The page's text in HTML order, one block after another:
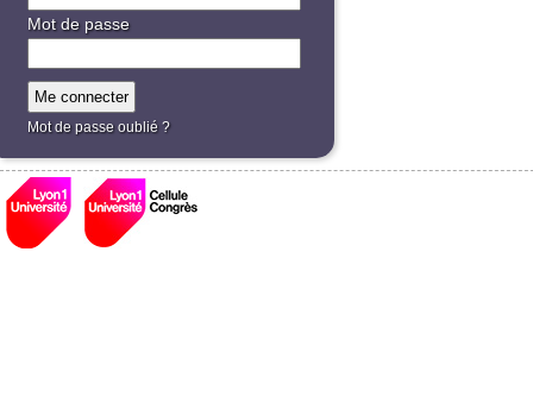
Mot de passe oublié ?
Mot de passe